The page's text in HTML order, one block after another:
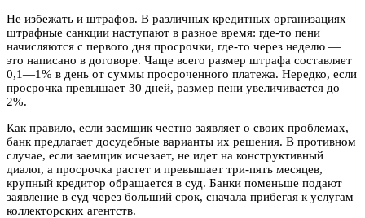
Не избежать и штрафов. В различных кредитных организациях
штрафные санкции наступают в разное время: где-то пени
начисляются с первого дня просрочки, где-то через неделю —
это написано в договоре. Чаще всего размер штрафа составляет
0,1—1% в день от суммы просроченного платежа. Нередко, если
просрочка превышает 30 дней, размер пени увеличивается до
2%.
Как правило, если заемщик честно заявляет о своих проблемах,
банк предлагает досудебные варианты их решения. В противном
случае, если заемщик исчезает, не идет на конструктивный
диалог, а просрочка растет и превышает три-пять месяцев,
крупный кредитор обращается в суд. Банки поменьше подают
заявление в суд через больший срок, сначала прибегая к услугам
коллекторских агентств.